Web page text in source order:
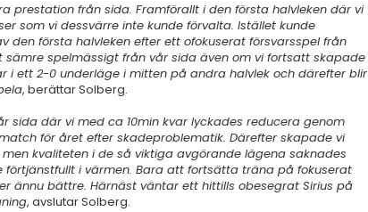
prestation från sida. Framförallt i den första halvleken där vi
som vi dessvärre inte kunde förvalta. Istället kunde
den första halvleken efter ett ofokuserat försvarsspel från
sämre spelmässigt från vår sida även om vi fortsatt skapade
i ett 2-0 underläge i mitten på andra halvlek och därefter blir
, berättar Solberg.
sida där vi med ca 10min kvar lyckades reducera genom
för året efter skadeproblematik. Därefter skapade vi
kvaliteten i de så viktiga avgörande lägena saknades
förtjänstfullt i värmen. Bara att fortsätta träna på fokuserat
ännu bättre. Härnäst väntar ett hittills obesegrat Sirius på
, avslutar Solberg.